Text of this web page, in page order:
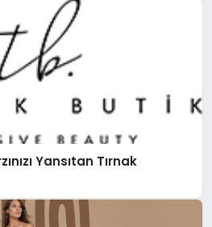
Yansıtan Tırnak